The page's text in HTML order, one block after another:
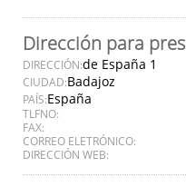
Dirección para
DIRECCIÓN:de España 1
CIUDAD:Badajoz
PAÍS:España
TLFNO:
FAX:
CORREO ELETRÓNICO:
DIRECCIÓN WEB: